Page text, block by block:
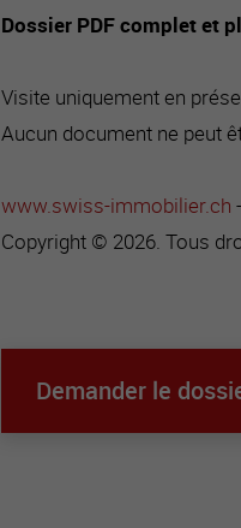
Dossier PDF complet et
Visite uniquement en
Aucun document ne peut
www.swiss-immobilier.ch
Copyright © 2026. Tous
Demander le